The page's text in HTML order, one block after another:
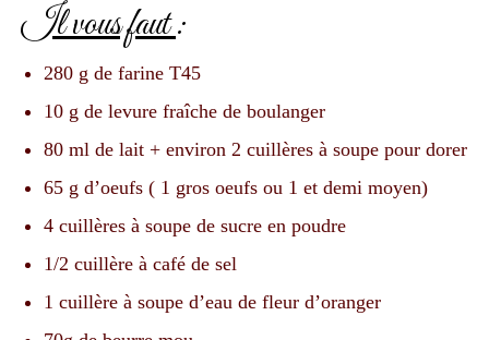
Il vous faut:
280 g de farine T45
10 g de levure fraîche de boulanger
80 ml de lait + environ 2 cuillères à soupe pour dorer
65 g d’oeufs ( 1 gros oeufs ou 1 et demi moyen)
4 cuillères à soupe de sucre en poudre
1/2 cuillère à café de sel
1 cuillère à soupe d’eau de fleur d’oranger